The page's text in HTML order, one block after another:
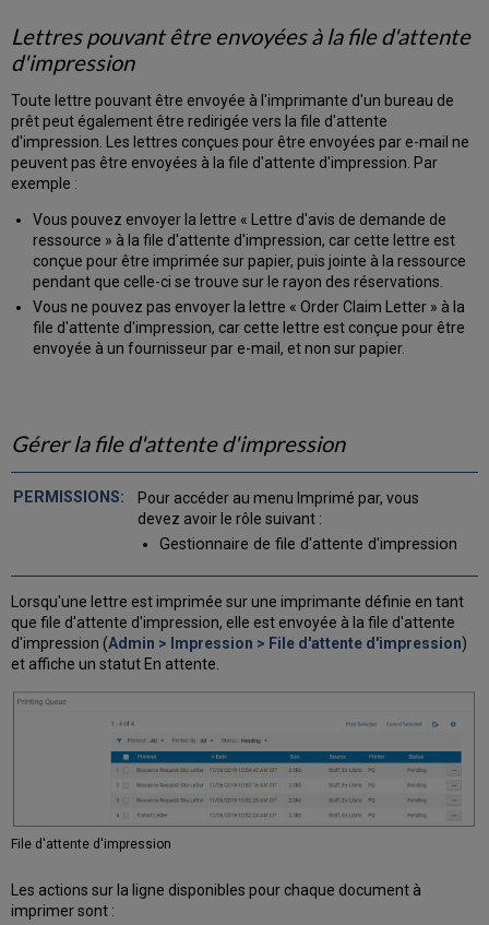
Lettres pouvant être envoyées à la file d'attente
d'impression
Toute lettre pouvant être envoyée à l'imprimante d'un bureau de
prêt peut également être redirigée vers la file d'attente
d'impression. Les lettres conçues pour être envoyées par e-mail ne
peuvent pas être envoyées à la file d'attente d'impression. Par
exemple :
Vous pouvez envoyer la lettre « Lettre d'avis de demande de
ressource » à la file d'attente d'impression, car cette lettre est
conçue pour être imprimée sur papier, puis jointe à la ressource
pendant que celle-ci se trouve sur le rayon des réservations.
Vous ne pouvez pas envoyer la lettre « Order Claim Letter » à la
file d'attente d'impression, car cette lettre est conçue pour être
envoyée à un fournisseur par e-mail, et non sur papier.
Gérer la file d'attente d'impression
Pour accéder au menu Imprimé par, vous
devez avoir le rôle suivant :
Gestionnaire de file d'attente d'impression
Lorsqu'une lettre est imprimée sur une imprimante définie en tant
que file d'attente d'impression, elle est envoyée à la file d'attente
d'impression (Admin > Impression > File d'attente d'impression)
et affiche un statut En attente.
File d'attente d'impression
Les actions sur la ligne disponibles pour chaque document à
imprimer sont :